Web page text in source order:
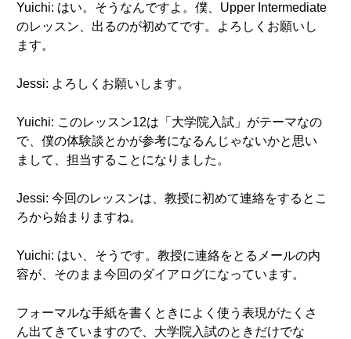
Yuichi: はい。そうなんですよ。僕、Upper Intermediate
のレッスン、出るのが初めてです。よろしくお願いし
ます。
Jessi: よろしくお願いします。
Yuichi: このレッスン12は「大学院入試」がテーマなの
で、僕の体験談とかが参考になるんじゃないかと思い
まして、担当することになりました。
Jessi: 今回のレッスンは、教授に初めて連絡をするとこ
ろから始まりますね。
Yuichi: はい、そうです。教授に連絡をとるメールの内
容が、そのまま今回のダイアログになっています。
フォーマルな手紙を書くときによく使う表現がたくさ
ん出てきていますので、大学院入試のときだけでな